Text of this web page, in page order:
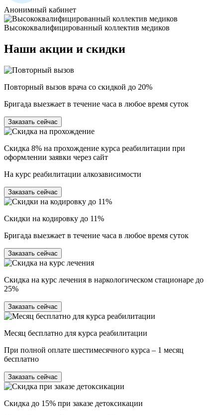
Анонимный кабинет
Высококвалифицированный коллектив медиков
Наши акции и скидки
Повторный вызов врача со скидкой до 20%
Бригада выезжает в течение часа в любое время суток
Заказать сейчас
Скидка 8% на прохождение курса реабилитации при
оформлении заявки через сайт
На курс реабилитации алкозависимости
Заказать сейчас
Скидки на кодировку до 11%
Бригада выезжает в течение часа в любое время суток
Заказать сейчас
Скидка на курс лечения в наркологическом стационаре до
25%
Заказать сейчас
Месяц бесплатно для курса реабилитации
При полной оплате шестимесячного курса – 1 месяц
бесплатно
Заказать сейчас
Скидка до 15% при заказе детоксикации